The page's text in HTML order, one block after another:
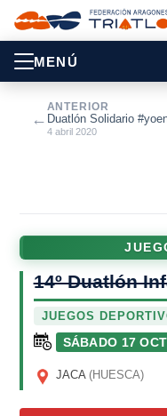
MENÚ
←
ANTERIOR
Duatlón Solidario
4 abril 2020
14º Duatlón
JUEGOS
SÁBADO 17
JACA (HUESCA)